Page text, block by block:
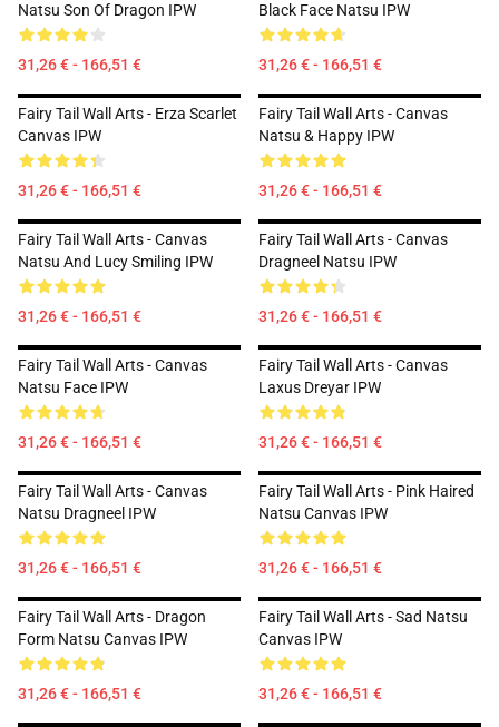
Natsu Son Of Dragon IPW
31,26 € - 166,51 €
Black Face Natsu IPW
31,26 € - 166,51 €
Fairy Tail Wall Arts - Erza Scarlet
Canvas IPW
31,26 € - 166,51 €
Fairy Tail Wall Arts - Canvas
Natsu & Happy IPW
31,26 € - 166,51 €
Fairy Tail Wall Arts - Canvas
Natsu And Lucy Smiling IPW
31,26 € - 166,51 €
Fairy Tail Wall Arts - Canvas
Dragneel Natsu IPW
31,26 € - 166,51 €
Fairy Tail Wall Arts - Canvas
Natsu Face IPW
31,26 € - 166,51 €
Fairy Tail Wall Arts - Canvas
Laxus Dreyar IPW
31,26 € - 166,51 €
Fairy Tail Wall Arts - Canvas
Natsu Dragneel IPW
31,26 € - 166,51 €
Fairy Tail Wall Arts - Pink Haired
Natsu Canvas IPW
31,26 € - 166,51 €
Fairy Tail Wall Arts - Dragon
Form Natsu Canvas IPW
31,26 € - 166,51 €
Fairy Tail Wall Arts - Sad Natsu
Canvas IPW
31,26 € - 166,51 €